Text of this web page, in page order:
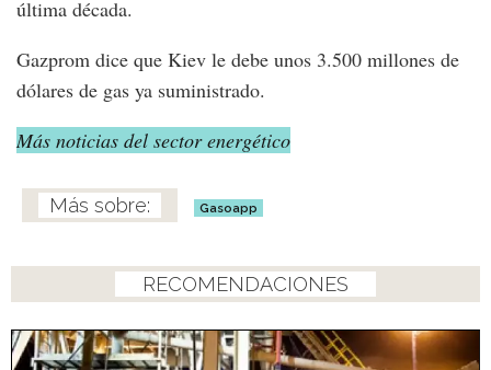
última década.
Gazprom dice que Kiev le debe unos 3.500 millones de
dólares de gas ya suministrado.
Más noticias del sector energético
Gasoapp
RECOMENDACIONES